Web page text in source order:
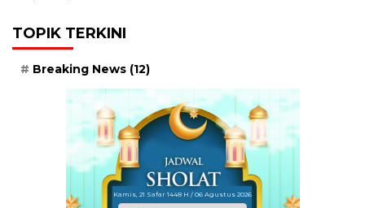
TOPIK TERKINI
Breaking News (12)
Kamis, 21 Safar 1448 H / 06 Agustus 2026